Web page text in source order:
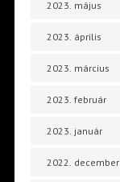
2023. május
2023. április
2023. március
2023. február
2023. január
2022. december